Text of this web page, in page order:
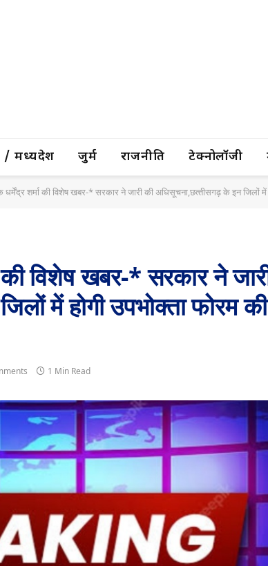
मध्यप्रदेश जुर्म राजनीति टेक्नोलॉजी
शर्मा की विशेष खबर-* सरकार ने जारी की अधिसूचना,छत्‍तीसगढ़ के इन जिलों
विशेष खबर-* सरकार ने
में होगी उपभोक्‍ता फोरम की
1 Min Read